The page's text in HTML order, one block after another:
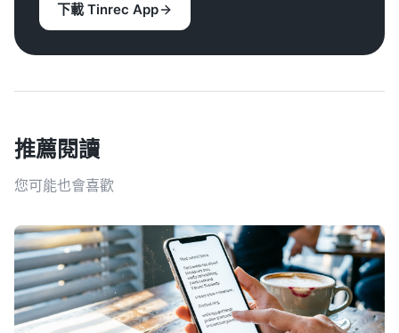
下載 Tinrec App
推薦閱讀
您可能也會喜歡